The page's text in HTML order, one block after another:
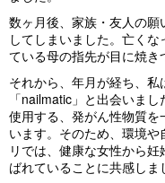
数ヶ月後、家族・友人の
してしまいました。亡く
ている母の指先が目に焼き
それから、年月が経ち、
「nailmatic」と出会いま
使用する、発がん性物質
います。そのため、環境
リでは、健康な女性から
ばれていることに共感しま